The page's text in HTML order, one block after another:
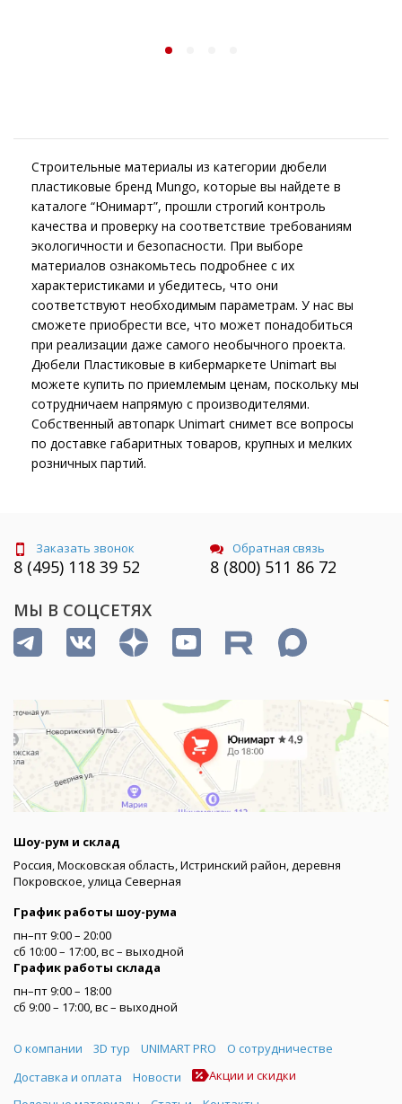
Строительные материалы из категории дюбели
пластиковые бренд Mungo, которые вы найдете в
каталоге “Юнимарт”, прошли строгий контроль
качества и проверку на соответствие требованиям
экологичности и безопасности. При выборе
материалов ознакомьтесь подробнее с их
характеристиками и убедитесь, что они
соответствуют необходимым параметрам. У нас вы
сможете приобрести все, что может понадобиться
при реализации даже самого необычного проекта.
Дюбели Пластиковые в кибермаркете Unimart вы
можете купить по приемлемым ценам, поскольку мы
сотрудничаем напрямую с производителями.
Собственный автопарк Unimart снимет все вопросы
по доставке габаритных товаров, крупных и мелких
розничных партий.
Заказать звонок
8 (495) 118 39 52
Обратная связь
8 (800) 511 86 72
МЫ В СОЦСЕТЯХ
Шоу-рум и склад
Россия, Московская область, Истринский район, деревня
Покровское, улица Северная
График работы шоу-рума
пн–пт 9:00 – 20:00
сб 10:00 – 17:00, вс – выходной
График работы склада
пн–пт 9:00 – 18:00
сб 9:00 – 17:00, вс – выходной
Меню
О компании 3D тур UNIMART PRO
О сотрудничестве
Доставка и оплата
Новости
Акции и скидки